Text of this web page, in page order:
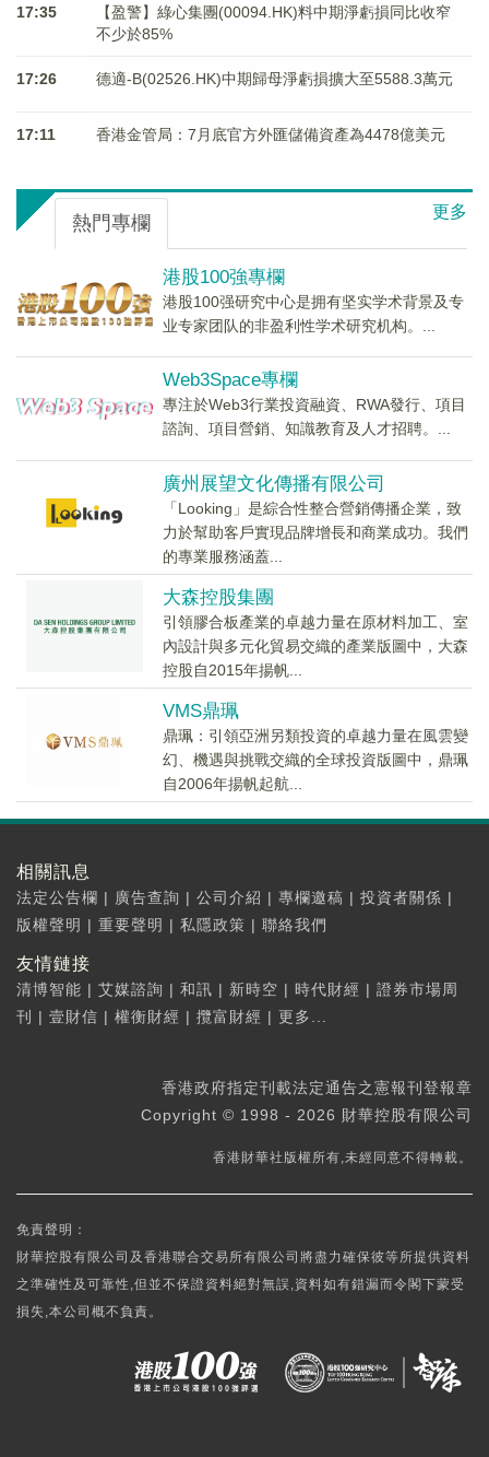
17:35
【盈警】綠心集團(00094.HK)料中期淨虧損同比收窄
不少於85%
17:26 德適-B(02526.HK)中期歸母淨虧損擴大至5588.3萬元
17:11 香港金管局：7月底官方外匯儲備資產為4478億美元
更多
熱門專欄
港股100強專欄
港股100强研究中心是拥有坚实学术背景及专
业专家团队的非盈利性学术研究机构。...
Web3Space專欄
專注於Web3行業投資融資、RWA發行、項目
諮詢、項目營銷、知識教育及人才招聘。...
廣州展望文化傳播有限公司
「Looking」是綜合性整合營銷傳播企業，致
力於幫助客戶實現品牌增長和商業成功。我們
的專業服務涵蓋...
大森控股集團
引領膠合板產業的卓越力量在原材料加工、室
內設計與多元化貿易交織的產業版圖中，大森
控股自2015年揚帆...
VMS鼎珮
鼎珮：引領亞洲另類投資的卓越力量在風雲變
幻、機遇與挑戰交織的全球投資版圖中，鼎珮
自2006年揚帆起航...
相關訊息
法定公告欄 | 廣告查詢 | 公司介紹 | 專欄邀稿 | 投資者關係 |
版權聲明 | 重要聲明 | 私隱政策 | 聯絡我們
友情鏈接
清博智能 | 艾媒諮詢 | 和訊 | 新時空 | 時代財經 | 證券市場周
刊
| 壹財信 | 權衡財經 | 攬富財經 | 更多...
香港政府指定刊載法定通告之憲報刊登報章
Copyright © 1998 - 2026 財華控股有限公司
香港財華社版權所有,未經同意不得轉載。
免責聲明：
財華控股有限公司及香港聯合交易所有限公司將盡力確保彼等所提供資料
之準確性及可靠性,但並不保證資料絕對無誤,資料如有錯漏而令閣下蒙受
損失,本公司概不負責。